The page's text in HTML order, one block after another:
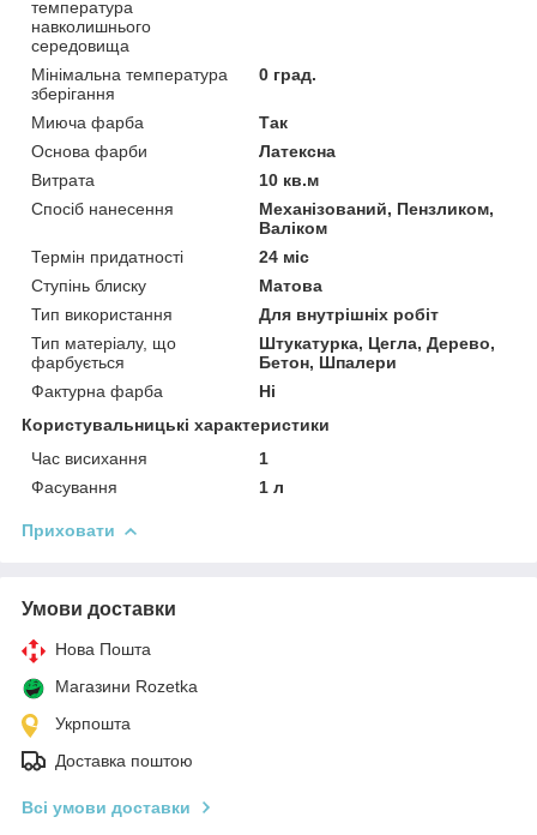
температура
навколишнього
середовища
Мінімальна температура
зберігання
0 град.
Миюча фарба
Так
Основа фарби
Латексна
Витрата
10 кв.м
Спосіб нанесення
Механізований, Пензликом,
Валіком
Термін придатності
24 міс
Ступінь блиску
Матова
Тип використання
Для внутрішніх робіт
Тип матеріалу, що
фарбується
Штукатурка, Цегла, Дерево,
Бетон, Шпалери
Фактурна фарба
Ні
Користувальницькі характеристики
Час висихання
1
Фасування
1 л
Приховати
Умови доставки
Нова Пошта
Магазини Rozetka
Укрпошта
Доставка поштою
Всі умови доставки